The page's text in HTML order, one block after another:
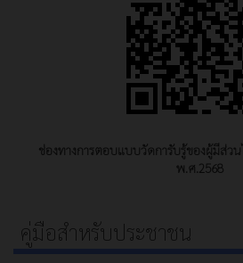
ช่องทางการตอบแบบวัดการับรู้ของผู้มีส่ว
พ.ศ.2568
คู่มือสำหรับประชาชน